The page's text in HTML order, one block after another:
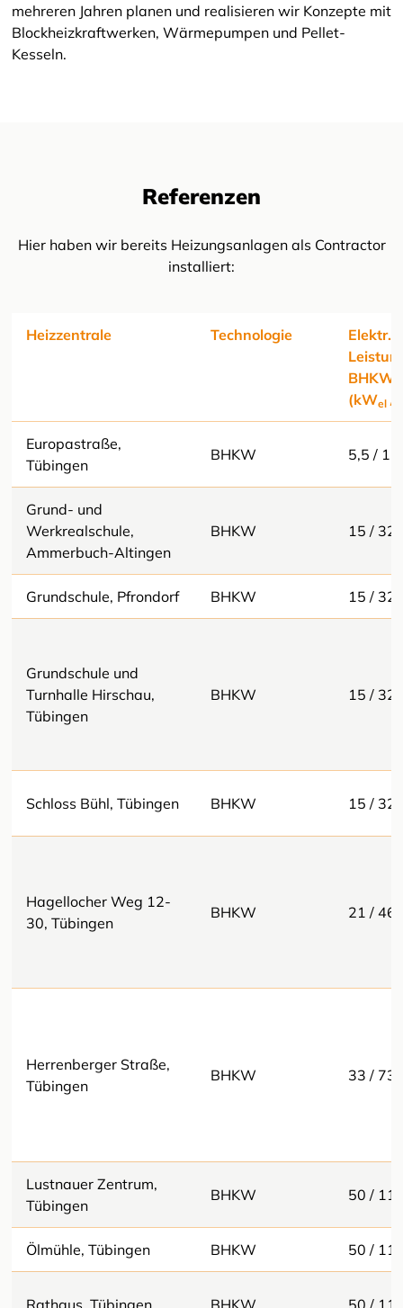
mehreren Jahren planen und realisieren wir Konzepte mit
Blockheizkraftwerken, Wärmepumpen und Pellet-
Kesseln.
Referenzen
Hier haben wir bereits Heizungsanlagen als Contractor
installiert:
Heizzentrale Technologie
Elektr./
BHKW
(kWel/
Europastraße,
Tübingen
BHKW 5,5 / 15
Grund- und
Werkrealschule,
Ammerbuch-Altingen
BHKW 15 / 32
Grundschule, Pfrondorf BHKW 15 / 32
Grundschule und
Turnhalle Hirschau,
Tübingen
BHKW 15 / 32
Schloss Bühl, Tübingen BHKW 15 / 32
Hagellocher Weg 12-
30, Tübingen
BHKW 21 / 46
Herrenberger Straße,
Tübingen
BHKW 33 / 73
Lustnauer Zentrum,
Tübingen
BHKW 50 /
Ölmühle, Tübingen BHKW 50 /